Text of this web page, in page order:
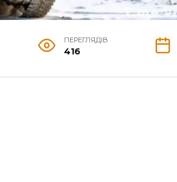
ПЕРЕГЛЯДІВ
416